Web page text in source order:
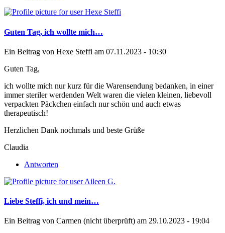
Guten Tag, ich wollte mich…
Ein Beitrag von Hexe Steffi am 07.11.2023 - 10:30
Guten Tag,
ich wollte mich nur kurz für die Warensendung bedanken, in einer
immer steriler werdenden Welt waren die vielen kleinen, liebevoll
verpackten Päckchen einfach nur schön und auch etwas
therapeutisch!
Herzlichen Dank nochmals und beste Grüße
Claudia
Antworten
Liebe Steffi, ich und mein…
Ein Beitrag von Carmen (nicht überprüft) am 29.10.2023 - 19:04